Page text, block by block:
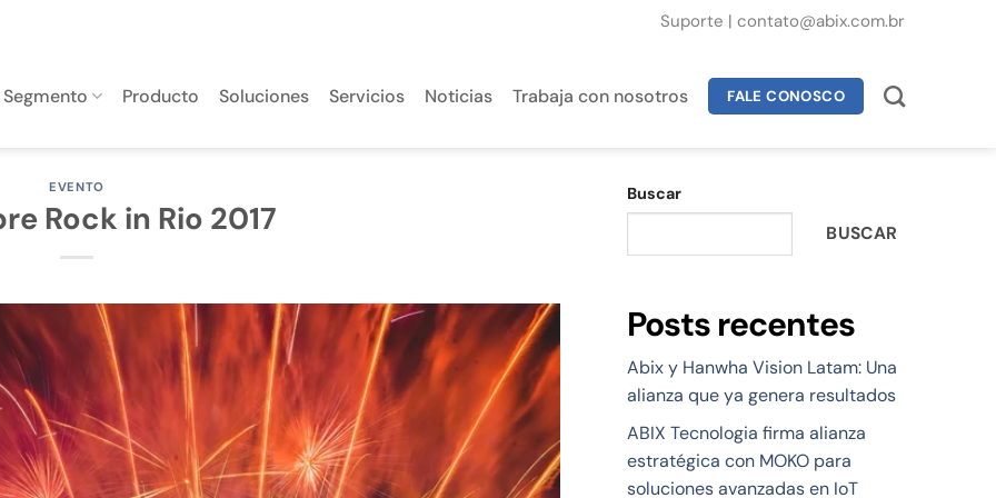
Suporte | contato@abix.com.br
Segmento Producto Soluciones Servicios Noticias Trabaja con nosotros FALE CONOSCO
EVENTO
Rock in Rio 2017
Buscar
BUSCAR
Posts recentes
Abix y Hanwha Vision Latam: Una
alianza que ya genera resultados
ABIX Tecnologia firma alianza
estratégica con MOKO para
soluciones avanzadas en IoT